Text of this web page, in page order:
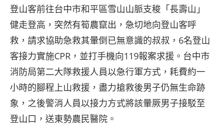
登山客前往台中市和平區雪山山脈支稄「長壽山」
健走登高，突然有筍農竄出，急切地向登山客呼
救，請求協助急救其暈倒已無意識的叔叔，6名登山
客接力實施CPR，並打手機向119報案求援。台中市
消防局第二大隊救援人員以急行軍方式，耗費約一
小時的腳程上山救援，盡力搶救後男子仍無生命跡
象，之後警消人員以接力方式將該暈厥男子接駁至
登山口，送東勢農民醫院。